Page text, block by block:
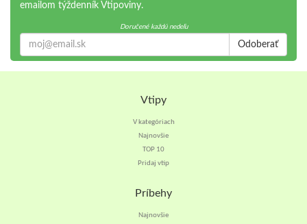
emailom týždenník Vtipoviny.
Doručené každú nedeľu
Odoberať
Vtipy
V kategóriach
Najnovšie
TOP 10
Pridaj vtip
Príbehy
Najnovšie